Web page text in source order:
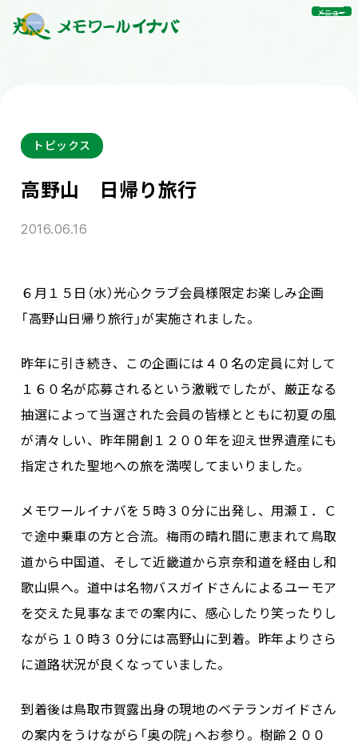
メニュー
トピックス
高野山 日帰り旅行
2016.06.16
６月１５日（水）光心クラブ会員様限定お楽しみ企画
「高野山日帰り旅行」が実施されました。
昨年に引き続き、この企画には４０名の定員に対して
１６０名が応募されるという激戦でしたが、厳正なる
抽選によって当選された会員の皆様とともに初夏の風
が清々しい、昨年開創１２００年を迎え世界遺産にも
指定された聖地への旅を満喫してまいりました。
メモワールイナバを５時３０分に出発し、用瀬Ｉ．Ｃ
で途中乗車の方と合流。梅雨の晴れ間に恵まれて鳥取
道から中国道、そして近畿道から京奈和道を経由し和
歌山県へ。道中は名物バスガイドさんによるユーモア
を交えた見事なまでの案内に、感心したり笑ったりし
ながら１０時３０分には高野山に到着。昨年よりさら
に道路状況が良くなっていました。
到着後は鳥取市賀露出身の現地のベテランガイドさん
の案内をうけながら「奥の院」へお参り。樹齢２００